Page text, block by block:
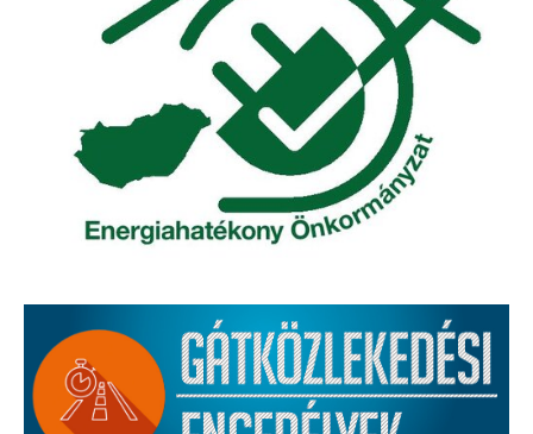
ÖNKORMÁNYZAT
Képviselő-testület
Képviselő-testületi ülések
Bizottságok
Bizottsági ülések
A helyi választási bizottság
A helyi választási bizottság határozatai